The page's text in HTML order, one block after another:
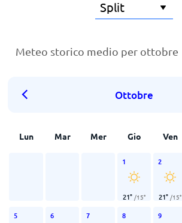
Meteo storico medio per ottobre
Ottobre
Lun Mar Mer Gio Ven
1
21° /15°
2
21° /15°
5 6 7 8 9